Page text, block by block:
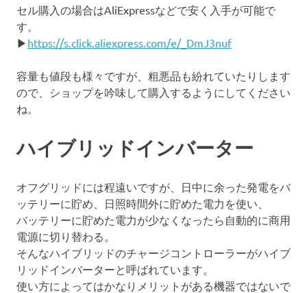
セル購入の場合はAliExpressなどで安く入手が可能で
す。
▶ https://s.click.aliexpress.com/e/_DmJ3nuf
容量も値段も様々ですが、粗悪品も紛れていたりします
ので、ショップを吟味して購入するようにしてください
ね。
ハイブリッドインバーター
オフグリッドには程遠いですが、日中に余った発電をバ
ッテリーに貯め、日照時間外に貯めた電力を使い、
バッテリーに貯めた電力が少なくなったら自動的に商用
電源に切り替わる。
そんなハイブリッドのチャージコントローラーがハイブ
リッドインバーターと呼ばれています。
使い方によってはかなりメリットがある機器ではないで